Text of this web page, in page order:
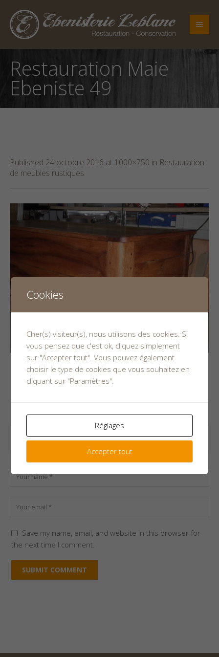
Restauration Maie
Ebeniste 49
Published 24 octobre 2016 at 1000×750 in Restauration
de meubles rustiques.
Leave a Reply
Save my name, email, and website in this browser for
the next time I comment.
Cookies
Cher(s) visiteur(s), nous utilisons des cookies. Si
vous pensez que c'est ok, cliquez simplement
sur "Accepter tout". Vous pouvez également
choisir le type de cookies que vous souhaitez en
cliquant sur "Paramètres".
Réglages
Accepter tout